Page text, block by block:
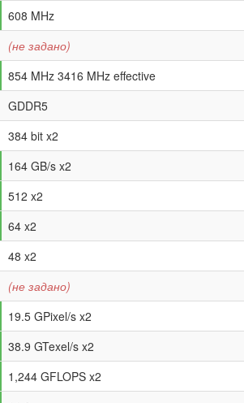
608 MHz
(не задано)
854 MHz 3416 MHz effective
GDDR5
384 bit x2
164 GB/s x2
512 x2
64 x2
48 x2
(не задано)
19.5 GPixel/s x2
38.9 GTexel/s x2
1,244 GFLOPS x2